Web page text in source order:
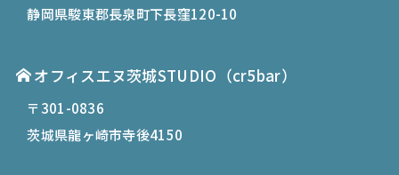
静岡県駿東郡長泉町下長窪120-10
オフィスエヌ茨城STUDIO（cr5bar）
〒301-0836
茨城県龍ヶ崎市寺後4150